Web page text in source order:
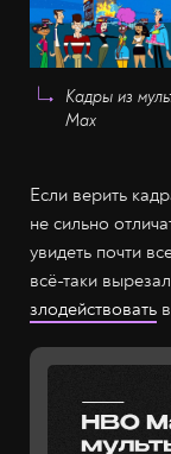
Кадры из
Max
Если верить
не сильно
увидеть почти
всё-таки
злодействовать